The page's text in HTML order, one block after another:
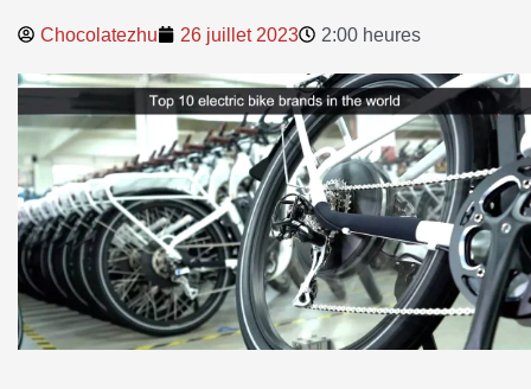
Chocolatezhu 26 juillet 2023 2:00 heures